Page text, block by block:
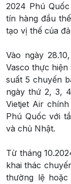
2024 Phú
tín hàng đầu
tạo vị thế của
Vào ngày
Vasco thực
suất 5 chuyến
ngày thứ 2, 3,
Vietjet Air
Phú Quốc với
và chủ Nhật.
Từ tháng
khai thác
thường lệ